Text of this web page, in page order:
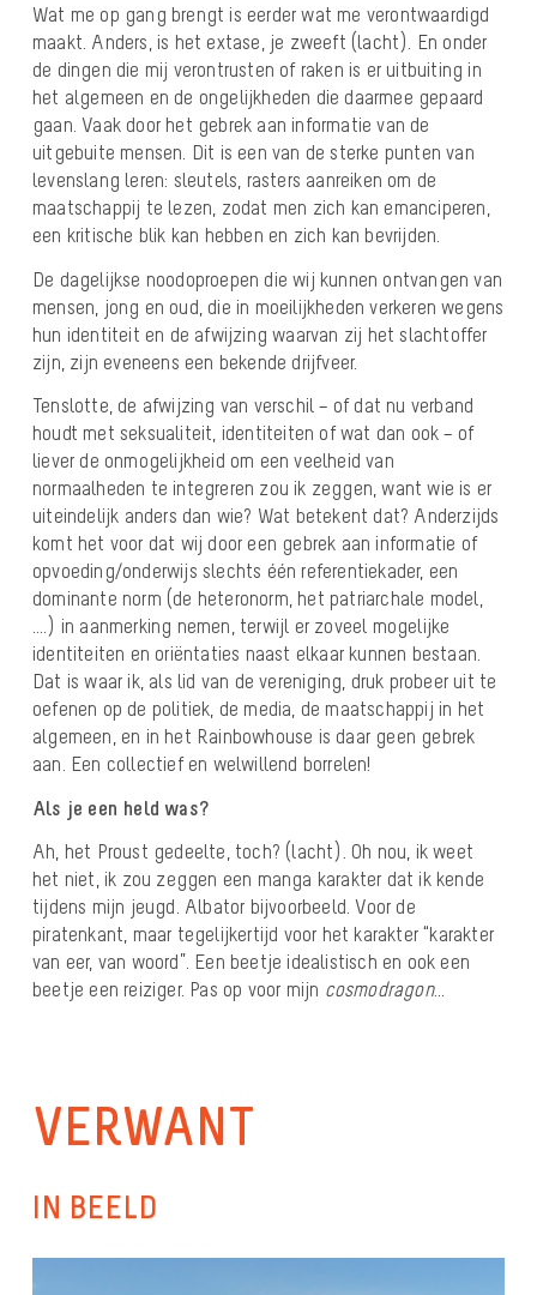
Wat me op gang brengt is eerder wat me verontwaardigd
maakt. Anders, is het extase, je zweeft (lacht). En onder
de dingen die mij verontrusten of raken is er uitbuiting in
het algemeen en de ongelijkheden die daarmee gepaard
gaan. Vaak door het gebrek aan informatie van de
uitgebuite mensen. Dit is een van de sterke punten van
levenslang leren: sleutels, rasters aanreiken om de
maatschappij te lezen, zodat men zich kan emanciperen,
een kritische blik kan hebben en zich kan bevrijden.
De dagelijkse noodoproepen die wij kunnen ontvangen van
mensen, jong en oud, die in moeilijkheden verkeren wegens
hun identiteit en de afwijzing waarvan zij het slachtoffer
zijn, zijn eveneens een bekende drijfveer.
Tenslotte, de afwijzing van verschil – of dat nu verband
houdt met seksualiteit, identiteiten of wat dan ook – of
liever de onmogelijkheid om een veelheid van
normaalheden te integreren zou ik zeggen, want wie is er
uiteindelijk anders dan wie? Wat betekent dat? Anderzijds
komt het voor dat wij door een gebrek aan informatie of
opvoeding/onderwijs slechts één referentiekader, een
dominante norm (de heteronorm, het patriarchale model,
….) in aanmerking nemen, terwijl er zoveel mogelijke
identiteiten en oriëntaties naast elkaar kunnen bestaan.
Dat is waar ik, als lid van de vereniging, druk probeer uit te
oefenen op de politiek, de media, de maatschappij in het
algemeen, en in het Rainbowhouse is daar geen gebrek
aan. Een collectief en welwillend borrelen!
Als je een held was?
Ah, het Proust gedeelte, toch? (lacht). Oh nou, ik weet
het niet, ik zou zeggen een manga karakter dat ik kende
tijdens mijn jeugd. Albator bijvoorbeeld. Voor de
piratenkant, maar tegelijkertijd voor het karakter “karakter
van eer, van woord”. Een beetje idealistisch en ook een
beetje een reiziger. Pas op voor mijn cosmodragon…
VERWANT
IN BEELD